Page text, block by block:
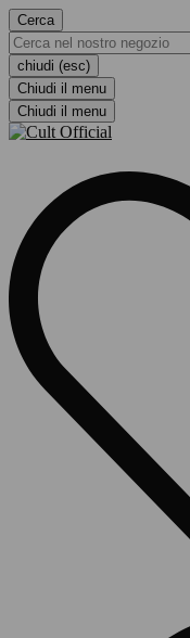
Cerca
chiudi (esc)
Chiudi il menu
Chiudi il menu